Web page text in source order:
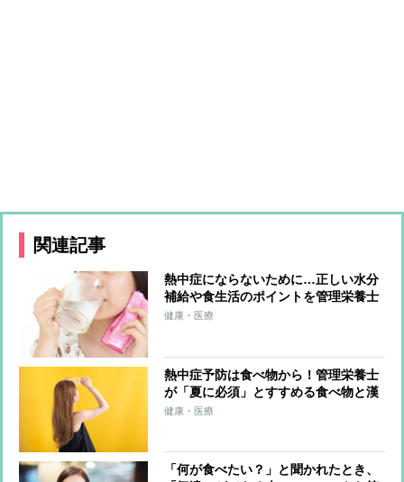
関連記事
熱中症にならないために…正しい水分
補給や食生活のポイントを管理栄養士
が指南
健康・医療
熱中症予防は食べ物から！管理栄養士
が「夏に必須」とすすめる食べ物と漢
方薬
健康・医療
「何が食べたい？」と聞かれたとき、